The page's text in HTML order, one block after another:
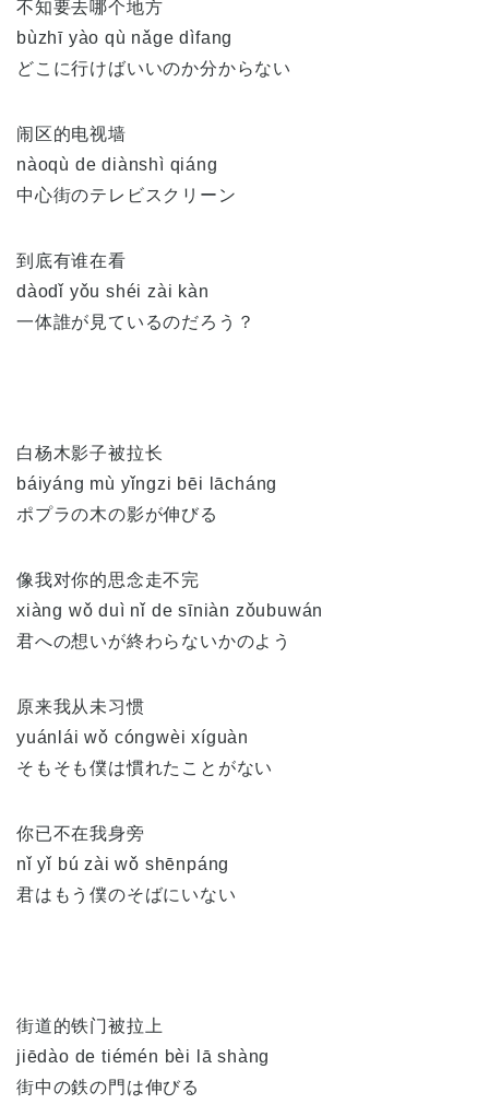
不知要去哪个地方
bùzhī yào qù nǎge dìfang
どこに行けばいいのか分からない
闹区的电视墙
nàoqù de diànshì qiáng
中心街のテレビスクリーン
到底有谁在看
dàodǐ yǒu shéi zài kàn
一体誰が見ているのだろう？
白杨木影子被拉长
báiyáng mù yǐngzi bēi lācháng
ポプラの木の影が伸びる
像我对你的思念走不完
xiàng wǒ duì nǐ de sīniàn zǒubuwán
君への想いが終わらないかのよう
原来我从未习惯
yuánlái wǒ cóngwèi xíguàn
そもそも僕は慣れたことがない
你已不在我身旁
nǐ yǐ bú zài wǒ shēnpáng
君はもう僕のそばにいない
街道的铁门被拉上
jiēdào de tiémén bèi lā shàng
街中の鉄の門は伸びる